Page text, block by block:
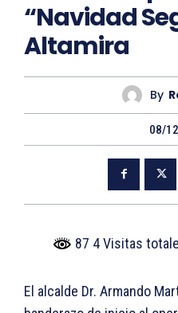
“Navidad
Altamira
By
08/
87 4 Visitas
El alcalde Dr. Armando